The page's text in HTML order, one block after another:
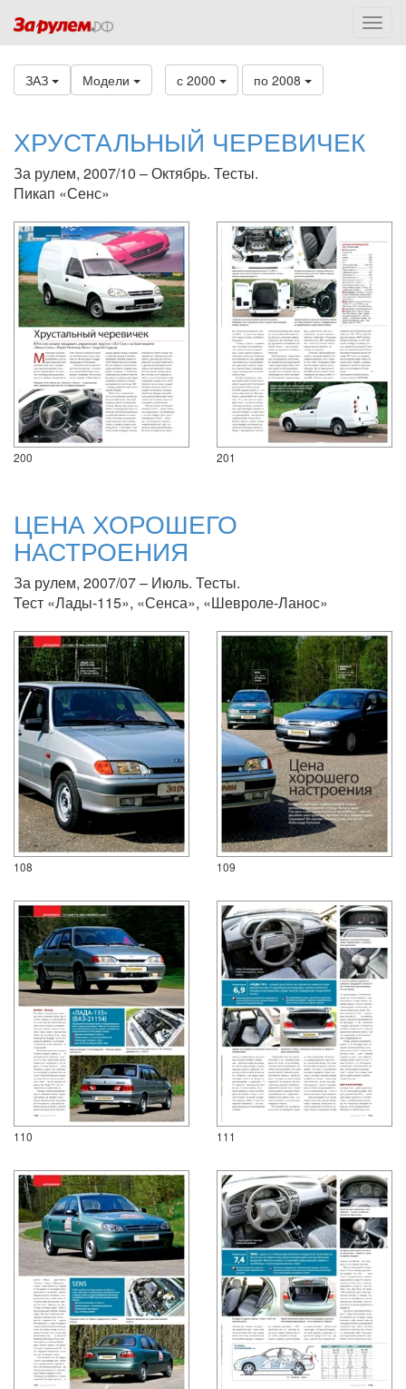
ЗАЗ Модели с 2000 по 2008
ХРУСТАЛЬНЫЙ ЧЕРЕВИЧЕК
За рулем, 2007/10 – Октябрь. Тесты.
Пикап «Сенс»
200 201
ЦЕНА ХОРОШЕГО
НАСТРОЕНИЯ
За рулем, 2007/07 – Июль. Тесты.
Тест «Лады-115», «Сенса», «Шевроле-Ланос»
108 109
110 111